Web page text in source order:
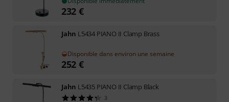
232 €
Jahn L5434 PIANO II Clamp Brass
Disponible dans environ une semaine
252 €
Jahn L5435 PIANO II Clamp Black
3